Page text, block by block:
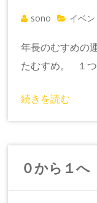
sono イベン
年長のむすめの
たむすめ。 １
続きを読む
０から１へ